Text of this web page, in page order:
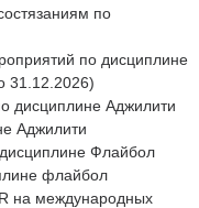
по
по дисциплине
31.12.2026)
дисциплине Аджилити
Аджилити
Флайбол
флайбол
на международных